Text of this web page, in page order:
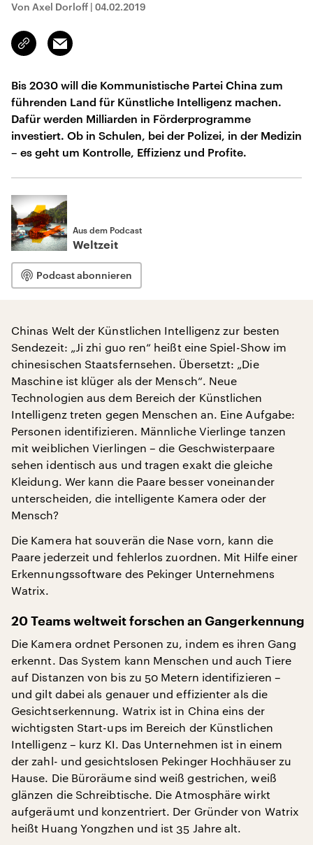
Von Axel Dorloff | 04.02.2019
Link
kopieren/teilen
Email
Bis 2030 will die Kommunistische Partei China zum
führenden Land für Künstliche Intelligenz machen.
Dafür werden Milliarden in Förderprogramme
investiert. Ob in Schulen, bei der Polizei, in der Medizin
– es geht um Kontrolle, Effizienz und Profite.
Aus dem Podcast
Weltzeit
Podcast abonnieren
Chinas Welt der Künstlichen Intelligenz zur besten
Sendezeit: „Ji zhi guo ren“ heißt eine Spiel-Show im
chinesischen Staatsfernsehen. Übersetzt: „Die
Maschine ist klüger als der Mensch“. Neue
Technologien aus dem Bereich der Künstlichen
Intelligenz treten gegen Menschen an. Eine Aufgabe:
Personen identifizieren. Männliche Vierlinge tanzen
mit weiblichen Vierlingen – die Geschwisterpaare
sehen identisch aus und tragen exakt die gleiche
Kleidung. Wer kann die Paare besser voneinander
unterscheiden, die intelligente Kamera oder der
Mensch?
Die Kamera hat souverän die Nase vorn, kann die
Paare jederzeit und fehlerlos zuordnen. Mit Hilfe einer
Erkennungssoftware des Pekinger Unternehmens
Watrix.
20 Teams weltweit forschen an Gangerkennung
Die Kamera ordnet Personen zu, indem es ihren Gang
erkennt. Das System kann Menschen und auch Tiere
auf Distanzen von bis zu 50 Metern identifizieren –
und gilt dabei als genauer und effizienter als die
Gesichtserkennung. Watrix ist in China eins der
wichtigsten Start-ups im Bereich der Künstlichen
Intelligenz – kurz KI. Das Unternehmen ist in einem
der zahl- und gesichtslosen Pekinger Hochhäuser zu
Hause. Die Büroräume sind weiß gestrichen, weiß
glänzen die Schreibtische. Die Atmosphäre wirkt
aufgeräumt und konzentriert. Der Gründer von Watrix
heißt Huang Yongzhen und ist 35 Jahre alt.